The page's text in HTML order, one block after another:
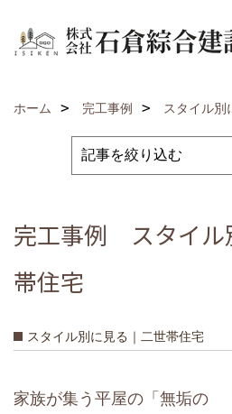
ホーム 完工事例 スタイル別
完工事例 スタイル
帯住宅
スタイル別に見る｜二世帯住宅
家族が集う平屋の「無垢の